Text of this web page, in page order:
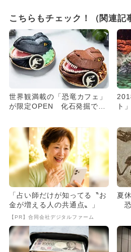
こちらもチェック！（関連記
世界観満載の「恐竜カフェ」
が限定OPEN 化石発掘でき
ト
「占い師だけが知ってる〝お
金が増える人の共通点〟」
【PR】合同会社デジタルファーム
夏
恐